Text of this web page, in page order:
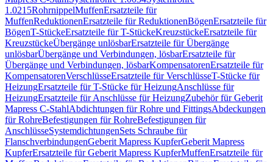
1.0215RohrnippelMuffenErsatzteile für
MuffenReduktionenErsatzteile für ReduktionenBögenErsatzteile für
BögenT-StückeErsatzteile für T-StückeKreuzstückeErsatzteile für
KreuzstückeÜbergänge unlösbarErsatzteile für Übergänge
unlösbarÜbergänge und Verbindungen, lösbarErsatzteile für
Übergänge und Verbindungen, lösbarKompensatorenErsatzteile für
KompensatorenVerschlüsseErsatzteile für VerschlüsseT-Stücke für
HeizungErsatzteile für T-Stücke für HeizungAnschlüsse für
HeizungErsatzteile für Anschlüsse für HeizungZubehör für Geberit
Mapress C-StahlAbdichtungen für Rohre und FittingsAbdeckungen
für RohreBefestigungen für RohreBefestigungen für
AnschlüsseSystemdichtungenSets Schraube für
FlanschverbindungenGeberit Mapress KupferGeberit Mapress
KupferErsatzteile für Geberit Mapress KupferMuffenErsatzteile für